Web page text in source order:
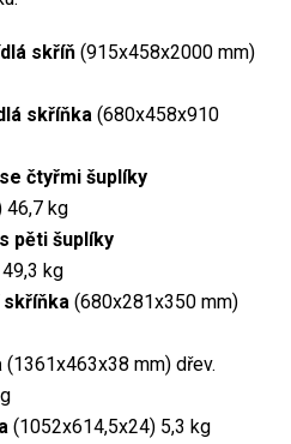
skříň (915x458x2000 mm)
skříňka (680x458x910
čtyřmi šuplíky
46,7 kg
pěti šuplíky
kg
(680x281x350 mm)
(1361x463x38 mm) dřev.
(1052x614,5x24) 5,3 kg